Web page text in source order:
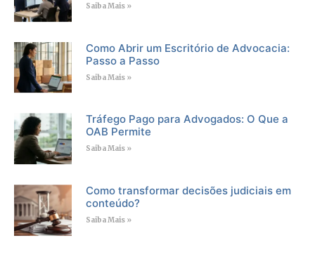
Saiba Mais »
Como Abrir um Escritório de Advocacia:
Passo a Passo
Saiba Mais »
Tráfego Pago para Advogados: O Que a
OAB Permite
Saiba Mais »
Como transformar decisões judiciais em
conteúdo?
Saiba Mais »